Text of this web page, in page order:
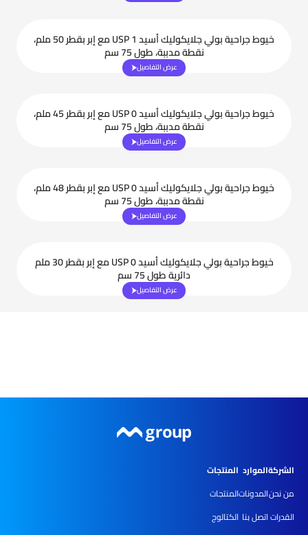
خيوط جراحية بولي جلايكوليك أسيد USP 1 مع إبر بقطر 50 ملم،
نقطة مدببة، طول 75 سم
عرض التفاصيل
خيوط جراحية بولي جلايكوليك أسيد USP 0 مع إبر بقطر 45 ملم،
نقطة مدببة، طول 75 سم
عرض التفاصيل
خيوط جراحية بولي جلايكوليك أسيد USP 0 مع إبر بقطر 48 ملم،
نقطة مدببة، طول 75 سم
عرض التفاصيل
خيوط جراحية بولي جلايكوليك أسيد USP 0 مع إبر بقطر 30 ملم
دائرية طول 75 سم
عرض التفاصيل
الشركة
من نحن
القدرات
الموارد
المدونات
اتصل بنا
المنتجات
المنتجات
الكتالوج